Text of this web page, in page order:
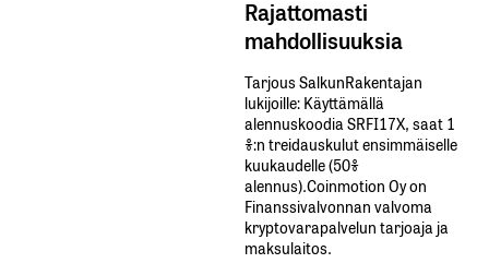
Rajattomasti
mahdollisuuksia
Tarjous SalkunRakentajan
lukijoille: Käyttämällä​ ​
alennuskoodia​ ​SRFI17X,​ ​saat​ ​1
%:n treidauskulut​ ​ensimmäiselle​ ​
kuukaudelle​ ​(50%​ ​
alennus).Coinmotion Oy on
Finanssivalvonnan valvoma
kryptovarapalvelun tarjoaja ja
maksulaitos.